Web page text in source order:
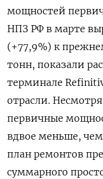
мощностей
НПЗ РФ в марте
(+77,9%) к
тонн, показали
терминале
отрасли.
первичные
вдвое меньше,
план ремонтов
суммарного